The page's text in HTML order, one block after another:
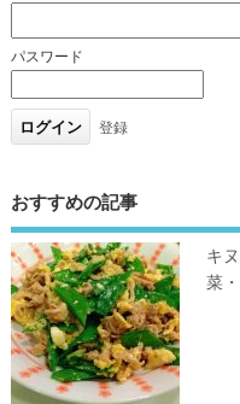
パスワード
登録
おすすめの記事
キ
菜